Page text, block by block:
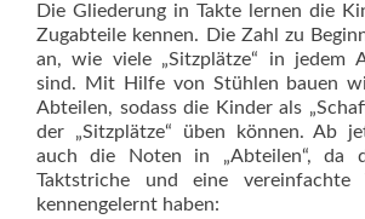
Die Gliederung in Takte lernen die
Zugabteile kennen. Die Zahl zu
an, wie viele „Sitzplätze“ in jedem
sind. Mit Hilfe von Stühlen bauen
Abteilen, sodass die Kinder als
der „Sitzplätze“ üben können. Ab
auch die Noten in „Abteilen“, da
Taktstriche und eine vereinfachte
kennengelernt haben: